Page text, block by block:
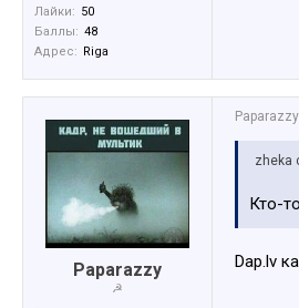
Лайки: 50
Баллы: 48
Адрес: Riga
Paparazzy
☭
Paparazzy
zheka
Кто-
Dap.lv